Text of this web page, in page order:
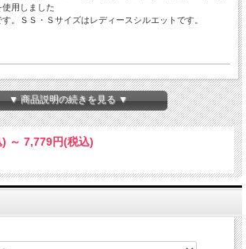
用しました
。ＳＳ・Ｓサイズはレディースシルエットです。
▼ 商品説明の続きを見る ▼
) ～ 7,779円(税込)